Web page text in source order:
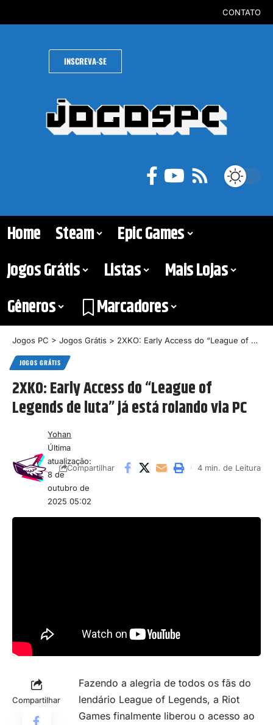
CONTATO
INSCREVA-SE
Home Steam
Epic Games
Jogos Grátis
Listas
Mais Lojas
Gêneros
Marcadores
Jogos PC > Jogos Grátis > 2XKO: Early Access do “League of Legends de luta” já está rolando via PC
JOGOS GRÁTIS
2XKO: Early Access do “League of
Legends de luta” já está rolando via PC
Última
atualização:
8 de
outubro de
2025 05:02
Yohan
Compartilhar 4 min. de Leitura
Compartilhar
Fazendo a alegria de todos os fãs do
lendário League of Legends, a Riot
Games finalmente liberou o acesso ao